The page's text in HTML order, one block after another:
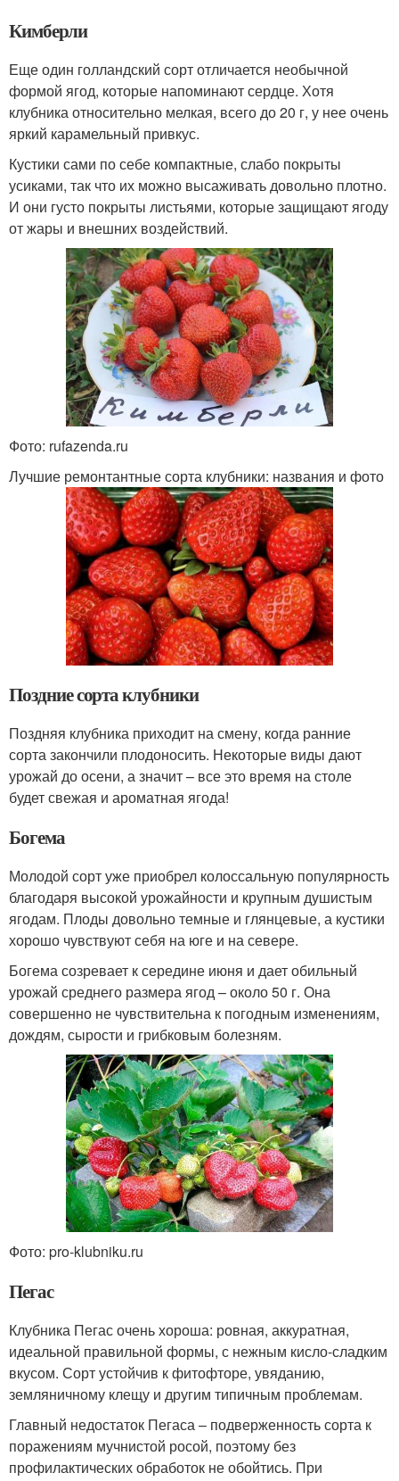
Кимберли
Еще один голландский сорт отличается необычной
формой ягод, которые напоминают сердце. Хотя
клубника относительно мелкая, всего до 20 г, у нее очень
яркий карамельный привкус.
Кустики сами по себе компактные, слабо покрыты
усиками, так что их можно высаживать довольно плотно.
И они густо покрыты листьями, которые защищают ягоду
от жары и внешних воздействий.
Фото: rufazenda.ru
Лучшие ремонтантные сорта клубники: названия и фото
Поздние сорта клубники
Поздняя клубника приходит на смену, когда ранние
сорта закончили плодоносить. Некоторые виды дают
урожай до осени, а значит – все это время на столе
будет свежая и ароматная ягода!
Богема
Молодой сорт уже приобрел колоссальную популярность
благодаря высокой урожайности и крупным душистым
ягодам. Плоды довольно темные и глянцевые, а кустики
хорошо чувствуют себя на юге и на севере.
Богема созревает к середине июня и дает обильный
урожай среднего размера ягод – около 50 г. Она
совершенно не чувствительна к погодным изменениям,
дождям, сырости и грибковым болезням.
Фото: pro-klubniku.ru
Пегас
Клубника Пегас очень хороша: ровная, аккуратная,
идеальной правильной формы, с нежным кисло-сладким
вкусом. Сорт устойчив к фитофторе, увяданию,
земляничному клещу и другим типичным проблемам.
Главный недостаток Пегаса – подверженность сорта к
поражениям мучнистой росой, поэтому без
профилактических обработок не обойтись. При